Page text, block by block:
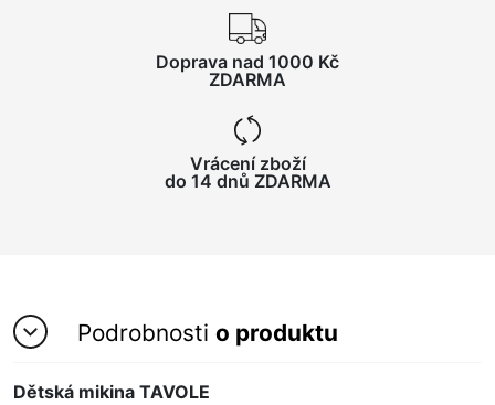
Doprava nad 1000 Kč
ZDARMA
Vrácení zboží
do 14 dnů ZDARMA
Podrobnosti o produktu
Dětská mikina TAVOLE